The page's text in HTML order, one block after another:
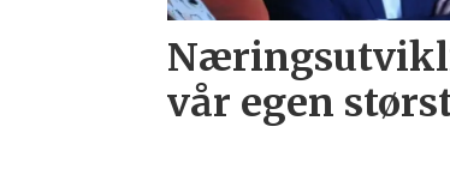
vår egen